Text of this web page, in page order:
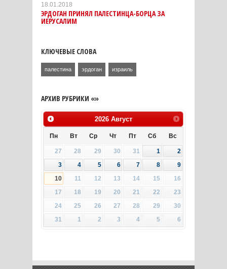
18.01.2018
ЭРДОГАН ПРИНЯЛ ПАЛЕСТИНЦА-БОРЦА ЗА
ИЕРУСАЛИМ
КЛЮЧЕВЫЕ СЛОВА
палестина эрдоган израиль
АРХИВ РУБРИКИ «»
2026 Август
Пн Вт Ср Чт Пт Сб Вс
27 28 29 30 31 1
2
3
4 5 6 7 8
9
10
11 12 13 14 15
16
17
18 19 20 21 22
23
24
25 26 27 28 29
30
31
1 2 3 4 5 6